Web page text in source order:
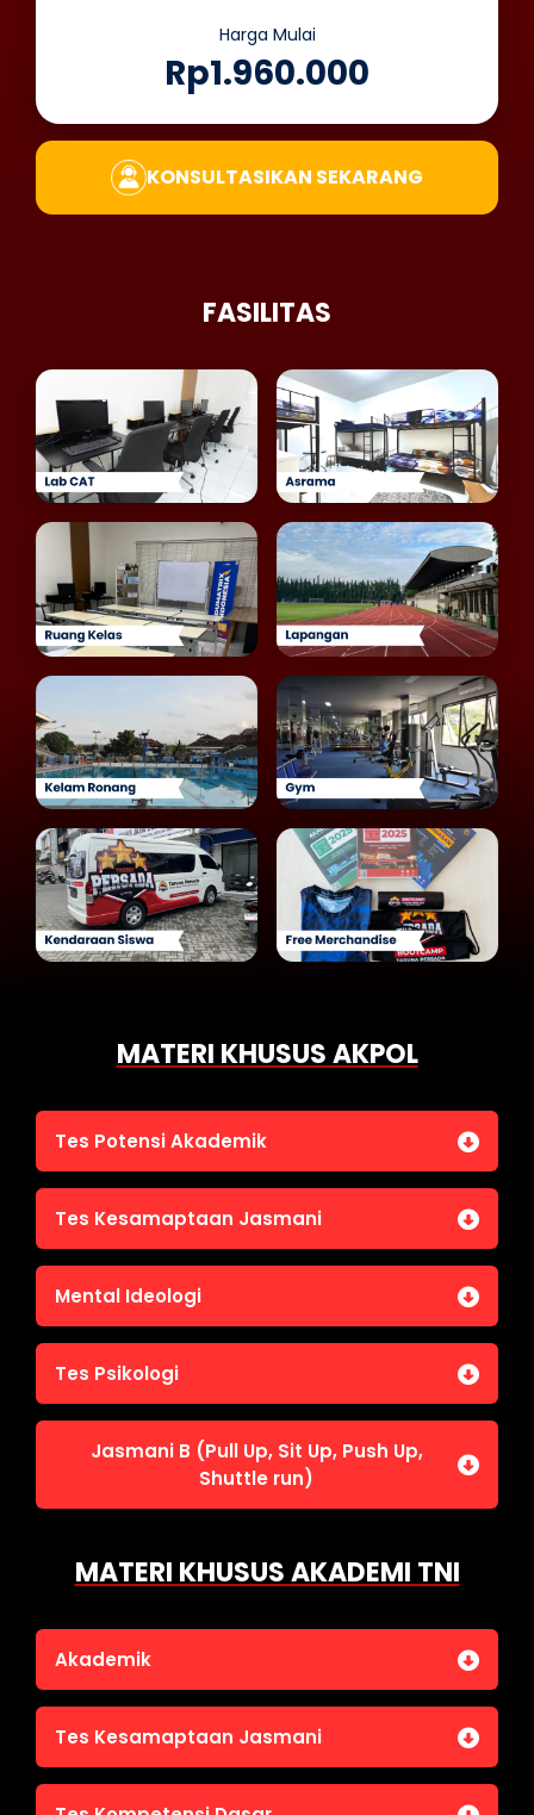
Harga Mulai
Rp1.960.000
KONSULTASIKAN SEKARANG
FASILITAS
MATERI KHUSUS AKPOL
Tes Potensi Akademik
Bahasa Indonesia
Penalaran Numerik
Pengetahuan Umum (termasuk UU Kepolisian)
Tes Wawasan Kebangsaan
Tes Kesamaptaan Jasmani
Jasmani A (Lari 12 menit)
Mental Ideologi
Mental Ideologi
Tes Psikologi
Tes Kecerdasan
Tes Kecermatan
Tes Kepribadian
Jasmani B (Pull Up, Sit Up, Push Up,
Shuttle run)
MATERI KHUSUS AKADEMI TNI
Akademik
Bahasa Indonesia
IPA
Tes Kesamaptaan Jasmani
Jasmani A (Lari 12 menit)